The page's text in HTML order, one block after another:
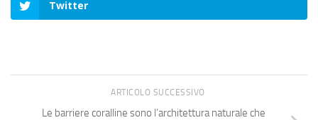
Twitter
ARTICOLO SUCCESSIVO
Le barriere coralline sono l’architettura naturale che